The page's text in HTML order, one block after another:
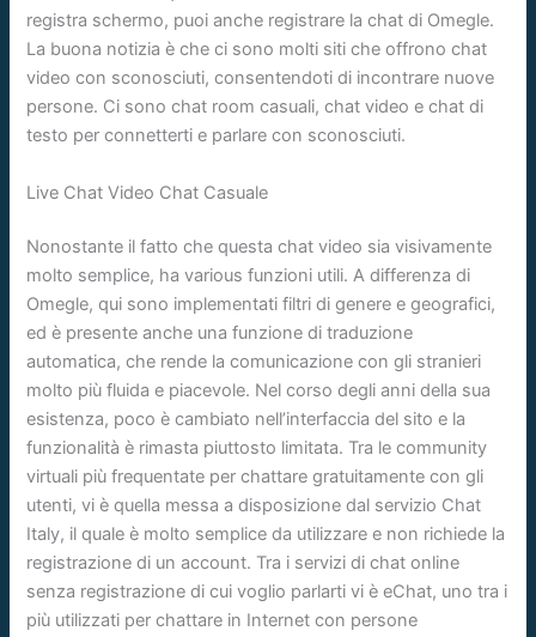
registra schermo, puoi anche registrare la chat di Omegle.
La buona notizia è che ci sono molti siti che offrono chat
video con sconosciuti, consentendoti di incontrare nuove
persone. Ci sono chat room casuali, chat video e chat di
testo per connetterti e parlare con sconosciuti.
Live Chat Video Chat Casuale
Nonostante il fatto che questa chat video sia visivamente
molto semplice, ha various funzioni utili. A differenza di
Omegle, qui sono implementati filtri di genere e geografici,
ed è presente anche una funzione di traduzione
automatica, che rende la comunicazione con gli stranieri
molto più fluida e piacevole. Nel corso degli anni della sua
esistenza, poco è cambiato nell’interfaccia del sito e la
funzionalità è rimasta piuttosto limitata. Tra le community
virtuali più frequentate per chattare gratuitamente con gli
utenti, vi è quella messa a disposizione dal servizio Chat
Italy, il quale è molto semplice da utilizzare e non richiede la
registrazione di un account. Tra i servizi di chat online
senza registrazione di cui voglio parlarti vi è eChat, uno tra i
più utilizzati per chattare in Internet con persone